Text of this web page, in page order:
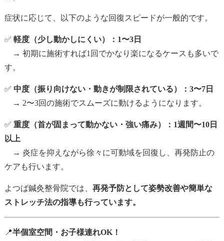
症状に応じて、以下のような回復スピードが一般的です。
✅ 軽度（少し動かしにくい）：1〜3日
→ 初期に施術すれば1回でかなり楽になるケースも多いで
す。
✅ 中度（振り向けない・動きが制限されている）：3〜7日
→ 2〜3回の施術でスムーズに動けるようになります。
✅ 重度（首が固まって動かない・強い痛み）：1週間〜10日
以上
→ 炎症を抑えながら徐々に可動域を回復し、再発防止の
ケアも行います。
よつば鍼灸整骨院では、 再発予防として姿勢改善や簡単な
ストレッチ法の指導も行っています。
📍半個室空間・お子様連れOK！